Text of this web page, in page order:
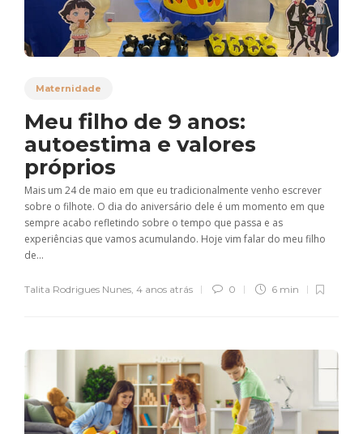
Maternidade
Meu filho de 9 anos:
autoestima e valores
próprios
Mais um 24 de maio em que eu tradicionalmente venho escrever
sobre o filhote. O dia do aniversário dele é um momento em que
sempre acabo refletindo sobre o tempo que passa e as
experiências que vamos acumulando. Hoje vim falar do meu filho
de...
Talita Rodrigues Nunes, 4 anos atrás 0 6 min